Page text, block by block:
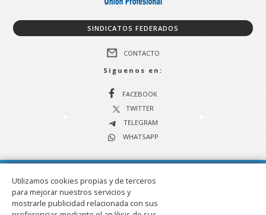
SINDICATOS FEDERADOS
CONTACTO
Siguenos en:
FACEBOOK
TWITTER
TELEGRAM
WHATSAPP
Aviso Legal Política de privacidad
Utilizamos cookies propias y de terceros
para mejorar nuestros servicios y
mostrarle publicidad relacionada con sus